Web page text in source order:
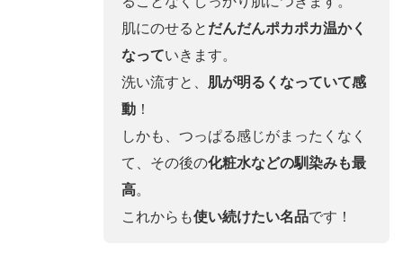
肌にのせると だんだんポカポカ温かく
なっていきます。
洗い流すと、 肌が明るくなっていて感
動 ！
しかも、つっぱる感じがまったくなく
て、その後の化粧水などの馴染みも最
高。
これからも使い続けたい名品です！